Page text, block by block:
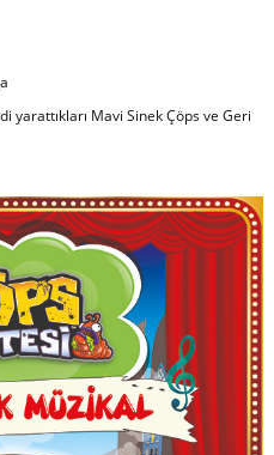
yarattıkları Mavi Sinek Çöps ve Geri